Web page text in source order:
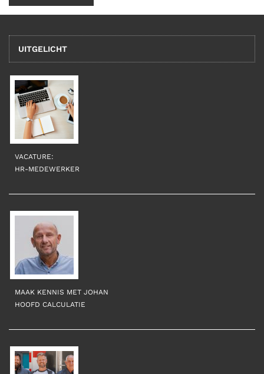
UITGELICHT
VACATURE:
HR-MEDEWERKER
MAAK KENNIS MET JOHAN
HOOFD CALCULATIE